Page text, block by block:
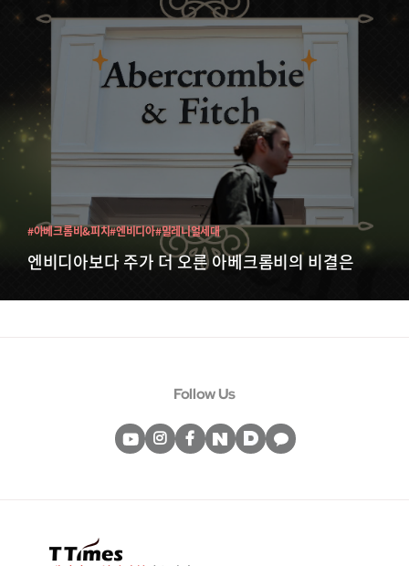
엔비디아보다 주가 더 오른 아베크롬비의 비결은
#아베크롬비&피치#엔비디아#밀레니얼세대
Follow Us